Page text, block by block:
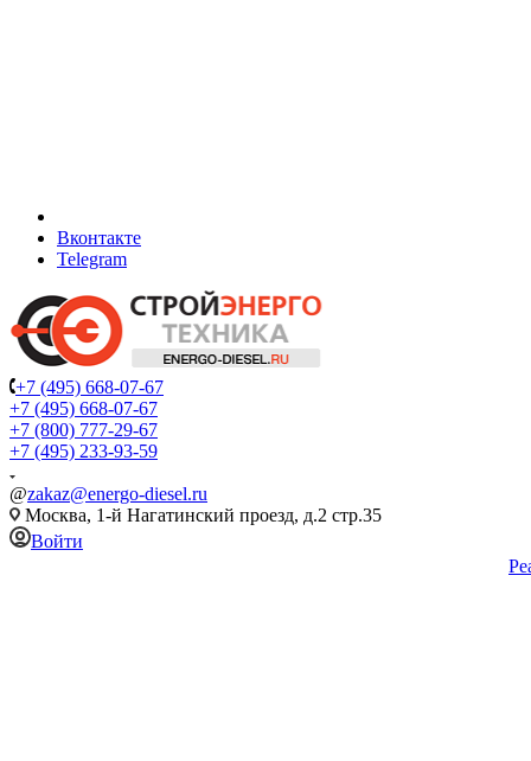
Вконтакте
Telegram
+7 (495) 668-07-67
+7 (495) 668-07-67
+7 (800) 777-29-67
+7 (495) 233-93-59
@zakaz@energo-diesel.ru
Москва, 1-й Нагатинский проезд, д.2 стр.35
Войти